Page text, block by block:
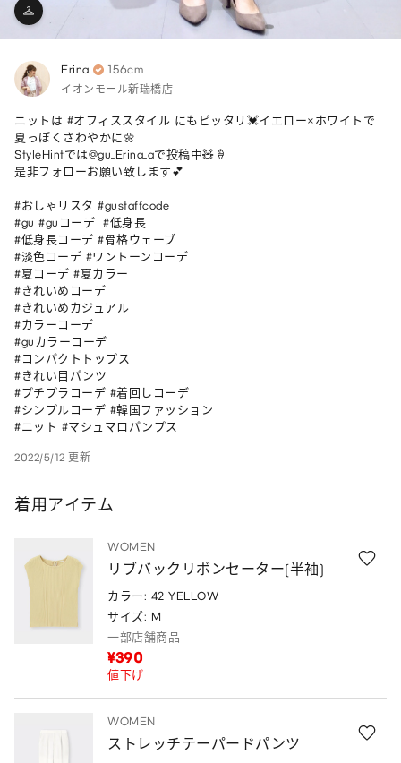
Erina 156cm
イオンモール新瑞橋店
ニットは #オフィススタイル にもピッタリ💓イエロー×ホワイトで
夏っぽくさわやかに🌼
StyleHintでは@gu_Erina_aで投稿中🧸🍦
是非フォローお願い致します💕
#おしゃリスタ #gustaffcode
#gu #guコーデ  #低身長
#低身長コーデ #骨格ウェーブ
#淡色コーデ #ワントーンコーデ
#夏コーデ #夏カラー
#きれいめコーデ
#きれいめカジュアル
#カラーコーデ
#guカラーコーデ
#コンパクトトップス
#きれい目パンツ
#プチプラコーデ #着回しコーデ
#シンプルコーデ #韓国ファッション
#ニット #マシュマロパンプス
2022/5/12 更新
着用アイテム
WOMEN
リブバックリボンセーター(半袖)
カラー: 42 YELLOW
サイズ: M
一部店舗商品
¥390
値下げ
WOMEN
ストレッチテーパードパンツ